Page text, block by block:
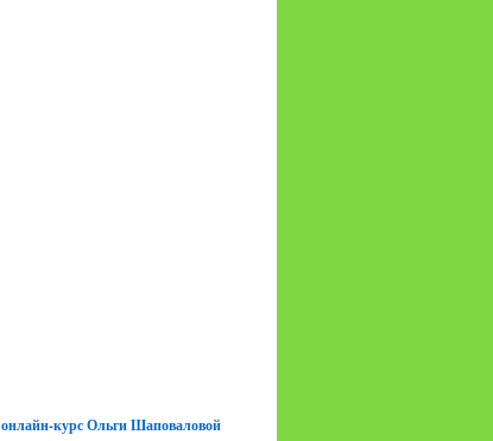
онлайн-курс Ольги Шаповаловой